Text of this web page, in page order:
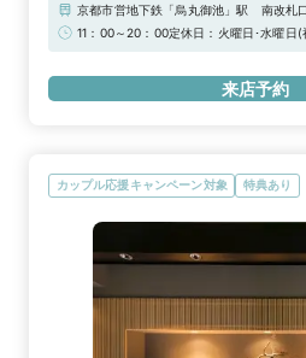
京都市営地下鉄「烏丸御池」駅 南改札
11：00～20：00定休日：火曜日･水曜日(
来店予約
カップル応援キャンペーン対象 特典あり